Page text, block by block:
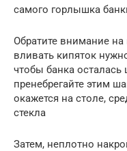
самого горлышка
Обратите внимание
вливать кипяток
чтобы банка
пренебрегайте этим
окажется на столе,
стекла
Затем, неплотно